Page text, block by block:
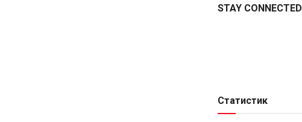
STAY CONNECTED
Статистик